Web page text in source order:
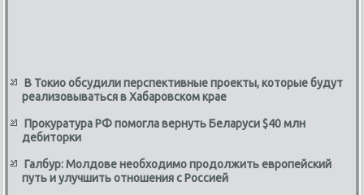
В Токио обсудили перспективные проекты, которые будут
реализовываться в Хабаровском крае
Прокуратура РФ помогла вернуть Беларуси $40 млн
дебиторки
Галбур: Молдове необходимо продолжить европейский
путь и улучшить отношения с Россией